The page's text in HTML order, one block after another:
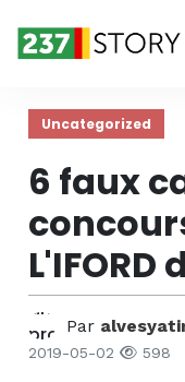
Uncategorized
6 faux
Par
2019-05-02 598